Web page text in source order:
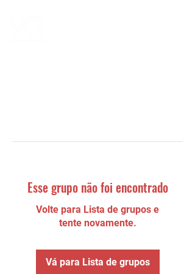
Esse grupo não foi encontrado
Volte para Lista de grupos e
tente novamente.
Vá para Lista de grupos